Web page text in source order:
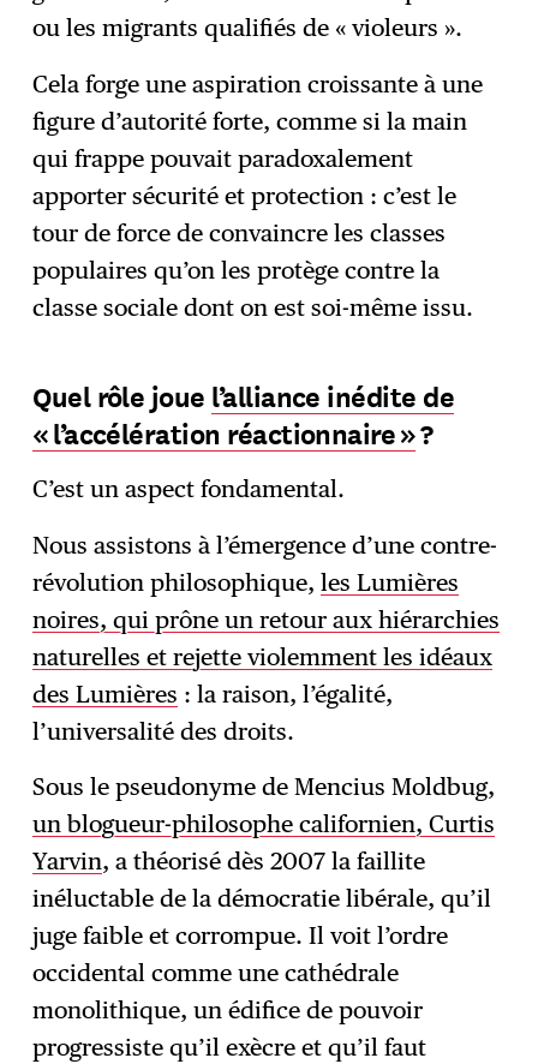
ou les migrants qualifiés de « violeurs ».
Cela forge une aspiration croissante à une
figure d’autorité forte, comme si la main
qui frappe pouvait paradoxalement
apporter sécurité et protection : c’est le
tour de force de convaincre les classes
populaires qu’on les protège contre la
classe sociale dont on est soi-même issu.
Quel rôle joue l’alliance inédite de
« l’accélération réactionnaire »?
C’est un aspect fondamental.
Nous assistons à l’émergence d’une contre-
révolution philosophique,les Lumières
noires, qui prône un retour aux hiérarchies
naturelles et rejette violemment les idéaux
des Lumières : la raison, l’égalité,
l’universalité des droits.
Sous le pseudonyme de Mencius Moldbug,
un blogueur-philosophe californien, Curtis
Yarvin, a théorisé dès 2007 la faillite
inéluctable de la démocratie libérale, qu’il
juge faible et corrompue. Il voit l’ordre
occidental comme une cathédrale
monolithique, un édifice de pouvoir
progressiste qu’il exècre et qu’il faut